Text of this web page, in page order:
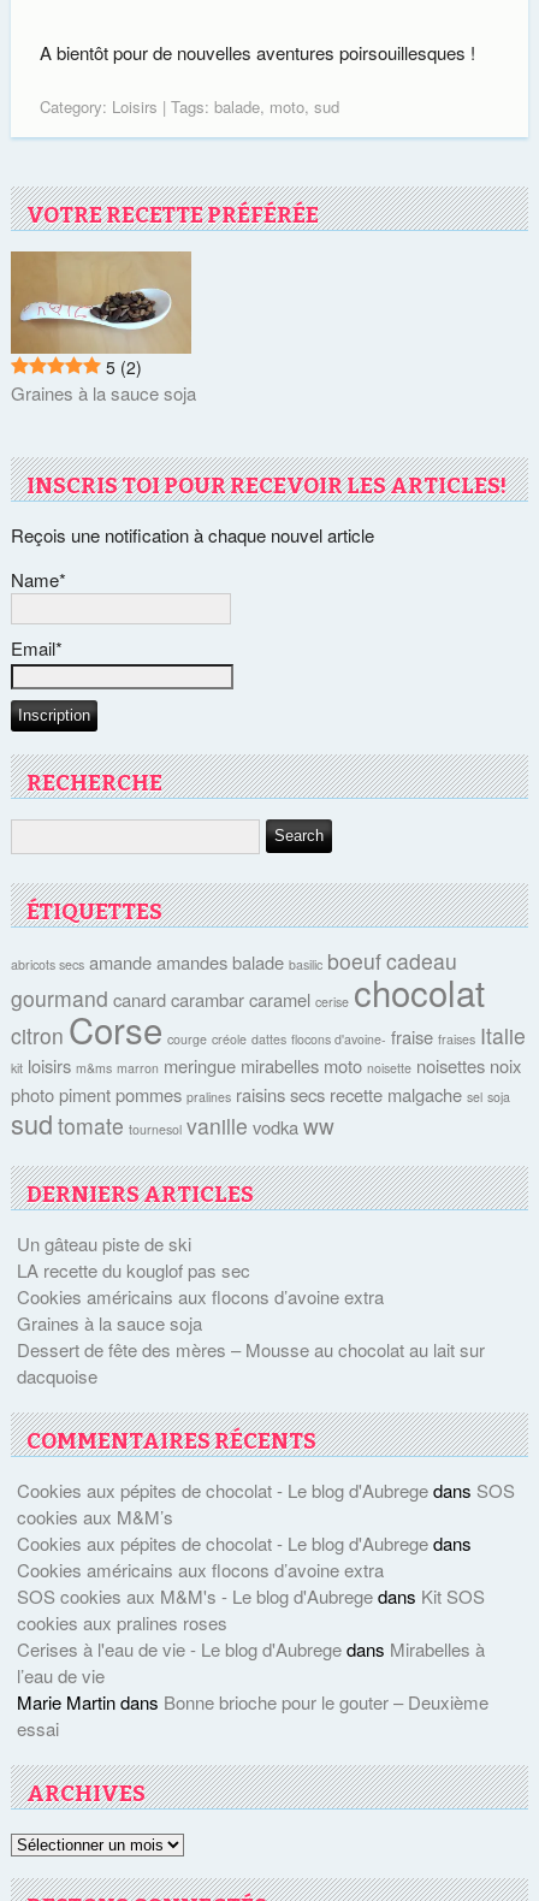
A bientôt pour de nouvelles aventures poirsouillesques !
Category: Loisirs | Tags: balade, moto, sud
VOTRE RECETTE PRÉFÉRÉE
5 (2)
Graines à la sauce soja
INSCRIS TOI POUR RECEVOIR LES ARTICLES!
Reçois une notification à chaque nouvel article
Name*
Email*
RECHERCHE
ÉTIQUETTES
abricots secs amande amandes balade basilic boeufcadeau
gourmand canard carambar caramel cerise chocolat
citron Corse courge créole dattes flocons d'avoine- fraise fraises Italie
kit loisirs m&ms marron meringue mirabelles moto noisette noisettes noix
photo piment pommes pralines raisins secs recette malgache sel soja
sud tomate tournesol vanille vodka ww
DERNIERS ARTICLES
Un gâteau piste de ski
LA recette du kouglof pas sec
Cookies américains aux flocons d’avoine extra
Graines à la sauce soja
Dessert de fête des mères – Mousse au chocolat au lait sur
dacquoise
COMMENTAIRES RÉCENTS
Cookies aux pépites de chocolat - Le blog d'Aubregedans SOS
cookies aux M&M’s
Cookies aux pépites de chocolat - Le blog d'Aubregedans
Cookies américains aux flocons d’avoine extra
SOS cookies aux M&M's - Le blog d'Aubregedans Kit SOS
cookies aux pralines roses
Cerises à l'eau de vie - Le blog d'Aubregedans Mirabelles à
l’eau de vie
Marie Martindans Bonne brioche pour le gouter – Deuxième
essai
ARCHIVES
Archives